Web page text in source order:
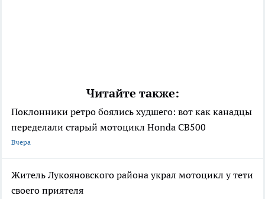
Читайте также:
Поклонники ретро боялись худшего: вот как канадцы
переделали старый мотоцикл Honda CB500
Вчера
Житель Лукояновского района украл мотоцикл у тети
своего приятеля